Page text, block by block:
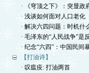
· 《穹顶之下》：突显政
· 浅谈如何面对人口老化
· 解决六四问题：时机什
· 毛泽东的“人民战争”是
· 纪念“六四”：中国民间
【打油诗】
· 叹瘟疫: 打油两首